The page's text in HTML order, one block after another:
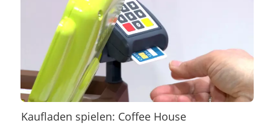
Kaufladen spielen: Coffee House